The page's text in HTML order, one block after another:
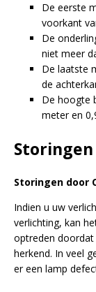
De eerste
voorkant
De
niet meer
De laatste
de
De hoogte
meter en
Storingen door
Indien u uw
verlichting, kan
optreden
herkend. In veel
er een lamp
e